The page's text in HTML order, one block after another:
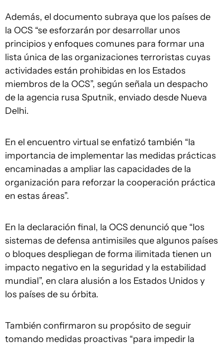
Además, el documento subraya que los países de
la OCS “se esforzarán por desarrollar unos
principios y enfoques comunes para formar una
lista única de las organizaciones terroristas cuyas
actividades están prohibidas en los Estados
miembros de la OCS”, según señala un despacho
de la agencia rusa Sputnik, enviado desde Nueva
Delhi.
En el encuentro virtual se enfatizó también “la
importancia de implementar las medidas prácticas
encaminadas a ampliar las capacidades de la
organización para reforzar la cooperación práctica
en estas áreas”.
En la declaración final, la OCS denunció que “los
sistemas de defensa antimisiles que algunos países
o bloques despliegan de forma ilimitada tienen un
impacto negativo en la seguridad y la estabilidad
mundial”, en clara alusión a los Estados Unidos y
los países de su órbita.
También confirmaron su propósito de seguir
tomando medidas proactivas “para impedir la